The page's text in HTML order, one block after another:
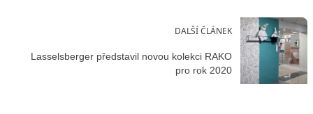
DALŠÍ ČLÁNEK
Lasselsberger představil novou kolekci RAKO
pro rok 2020